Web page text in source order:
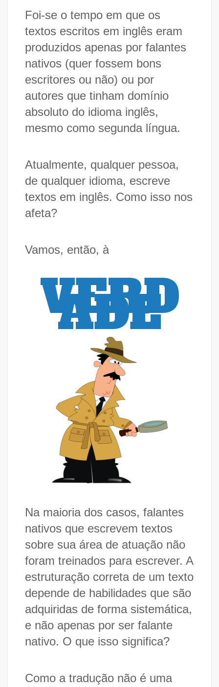
Foi-se o tempo em que os
textos escritos em inglês eram
produzidos apenas por falantes
nativos (quer fossem bons
escritores ou não) ou por
autores que tinham domínio
absoluto do idioma inglês,
mesmo como segunda língua.
Atualmente, qualquer pessoa,
de qualquer idioma, escreve
textos em inglês. Como isso nos
afeta?
Vamos, então, à
VERD
ADE
Na maioria dos casos, falantes
nativos que escrevem textos
sobre sua área de atuação não
foram treinados para escrever. A
estruturação correta de um texto
depende de habilidades que são
adquiridas de forma sistemática,
e não apenas por ser falante
nativo. O que isso significa?
Como a tradução não é uma